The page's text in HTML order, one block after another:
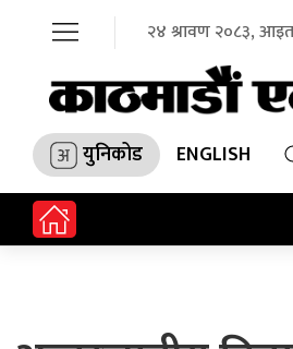
२४ श्रावण २०८३,
युनिकोड ENGLISH